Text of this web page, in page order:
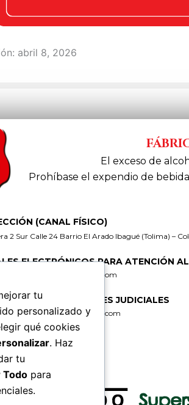
abril 8, 2026
El exceso de
Prohíbase el expendio de
(CANAL FÍSICO)
2 Sur Calle 24 Barrio El Arado Ibagué (Tolima) –
ELECTRÓNICOS PARA ATENCIÓN
DE NOTIFICACIONES JUDICIALES
SOCIALES
tu
personalizado y
qué cookies
. Haz
tu
Todo para